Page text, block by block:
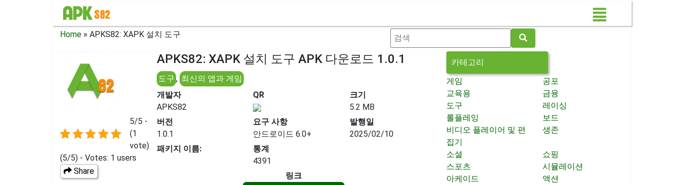
Home » APKS82: XAPK 설치 도구
5/5 -
(1
vote)
(5/5) - Votes: 1 users
Share
APKS82: XAPK 설치 도구 APK 다운로드 1.0.1
도구, 최신의 앱과 게임
개발자
APKS82
QR
크기
5.2 MB
버전
1.0.1
요구 사항
안드로이드 6.0+
발행일
2025/02/10
패키지 이름:
통계
4391
링크
카테고리
게임
공포
교육용
금융
도구
레이싱
롤플레잉
보드
비디오 플레이어 및 편
집기
생존
소셜
쇼핑
스포츠
시뮬레이션
아케이드
액션